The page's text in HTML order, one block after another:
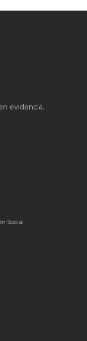
evidencia.
Social